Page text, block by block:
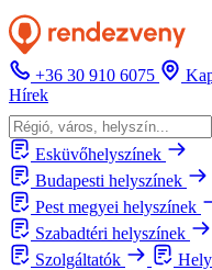
+36 30 910 6075
Hírek
Esküvőhelyszínek
Budapesti helyszínek
Pest megyei helyszínek
Szabadtéri helyszínek
Szolgáltatók